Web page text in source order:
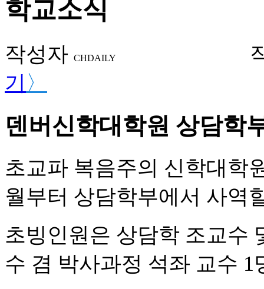
학교소식
작성자 CHDAILY
기 〉
덴버신학대학원 상담학
초교파 복음주의 신학대학
월부터 상담학부에서 사역
초빙인원은 상담학 조교수
수 겸 박사과정 석좌 교수 1